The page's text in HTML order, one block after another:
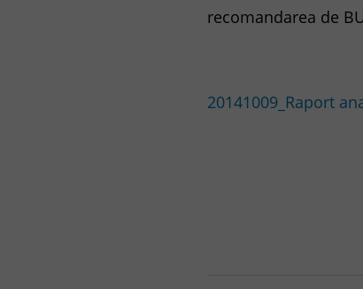
recomandarea de
20141009_Raport